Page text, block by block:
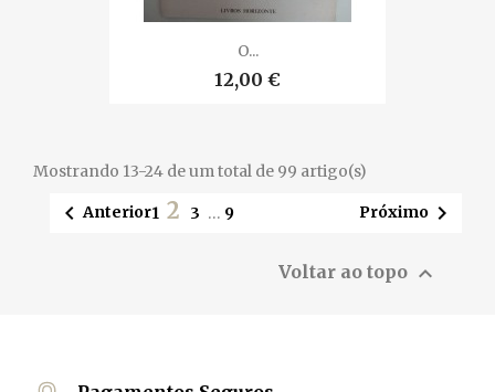
O...
12,00 €
Mostrando 13-24 de um total de 99 artigo(s)
Anterior1 2 3 … 9 Próximo 
Voltar ao topo 